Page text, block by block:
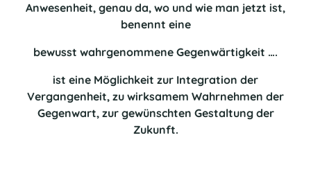
Anwesenheit, genau da, wo und wie man jetzt ist,
benennt eine
bewusst wahrgenommene Gegenwärtigkeit ….
ist eine Möglichkeit zur Integration der
Vergangenheit, zu wirksamem Wahrnehmen der
Gegenwart, zur gewünschten Gestaltung der
Zukunft.